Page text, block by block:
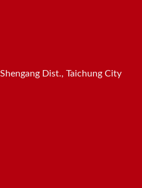
Dist., Taichung City